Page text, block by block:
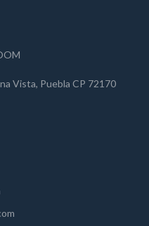
Vista, Puebla CP 72170